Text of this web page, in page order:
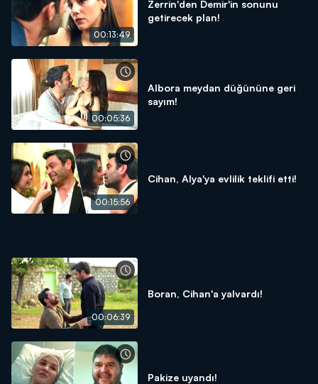
00:13:49
Zerrin'den Demir'in sonunu
getirecek plan!
00:05:36
Albora meydan düğününe geri
sayım!
00:15:56
Cihan, Alya'ya evlilik teklifi etti!
00:06:39
Boran, Cihan'a yalvardı!
Pakize uyandı!